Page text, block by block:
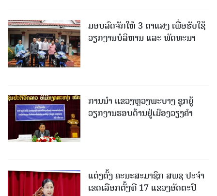
ມອບລົດຈັກໃຫ້ 3 ຕາແສງ ເພື່ອຮັບໃຊ້
ວຽກງານບໍລິຫານ ແລະ ພັດທະນາ
ການນຳ ແຂວງຫຼວງພະບາງ ຊຸກຍູ້
ວຽກງານຮອບດ້ານຢູ່ເມືອງວຽງຄໍາ
ແຕ່ງຕັ້ງ ຄະນະສະມາຊິກ ສພຊ ປະຈຳ
ເຂດເລືອກຕັ້ງທີ 17 ແຂວງອັດຕະປື